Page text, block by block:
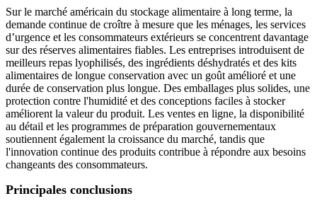
Sur le marché américain du stockage alimentaire à long terme, la
demande continue de croître à mesure que les ménages, les services
d’urgence et les consommateurs extérieurs se concentrent davantage
sur des réserves alimentaires fiables. Les entreprises introduisent de
meilleurs repas lyophilisés, des ingrédients déshydratés et des kits
alimentaires de longue conservation avec un goût amélioré et une
durée de conservation plus longue. Des emballages plus solides, une
protection contre l'humidité et des conceptions faciles à stocker
améliorent la valeur du produit. Les ventes en ligne, la disponibilité
au détail et les programmes de préparation gouvernementaux
soutiennent également la croissance du marché, tandis que
l'innovation continue des produits contribue à répondre aux besoins
changeants des consommateurs.
Principales conclusions